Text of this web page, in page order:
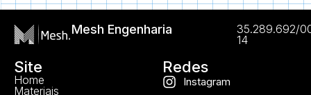
Mesh Engenharia
35.289.692/
14
Site
Home
Materiais
Redes
Instagram